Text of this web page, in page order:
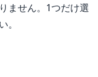
ません。1つだけ選